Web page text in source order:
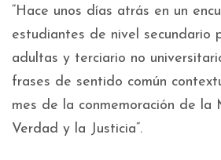
“Hace unos días atrás en un
estudiantes de nivel secundario
adultas y terciario no
frases de sentido común
mes de la conmemoración de la
Verdad y la Justicia”.